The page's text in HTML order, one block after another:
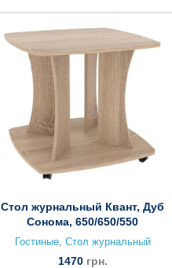
Стол журнальный Квант, Дуб
Сонома, 650/650/550
Гостиные, Стол журнальный
1470 грн.